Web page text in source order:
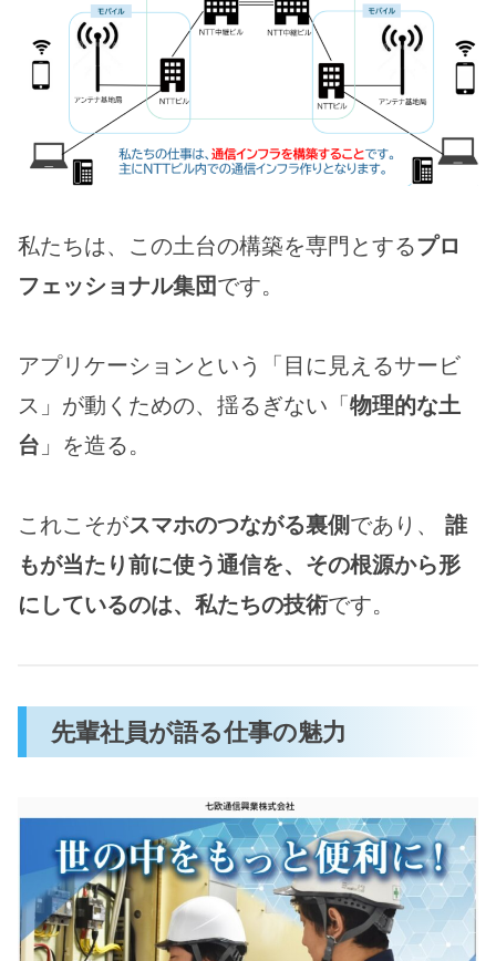
私たちは、この土台の構築を専門とするプロ
フェッショナル集団です。
アプリケーションという「目に見えるサービ
ス」が動くための、揺るぎない「物理的な土
台 」を造る。
これこそがスマホのつながる裏側であり、 誰
もが当たり前に使う通信を、その根源から形
にしているのは、私たちの技術です。
先輩社員が語る仕事の魅力